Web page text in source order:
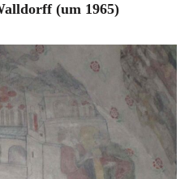
(um 1965)